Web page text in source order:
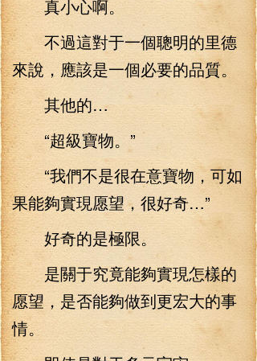
真小心啊。
不過這對于一個聰明的里德
來說，應該是一個必要的品質。
其他的…
“超級寶物。”
“我們不是很在意寶物，可如
果能夠實現愿望，很好奇…”
好奇的是極限。
是關于究竟能夠實現怎樣的
愿望，是否能夠做到更宏大的事
情。